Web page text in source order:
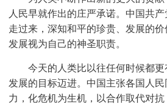
人民早就作出的庄严承诺。中国共
走过来，深知和平的珍贵、发展的
发展视为自己的神圣职责。
今天的人类比以往任何时候都更
发展的目标迈进。中国主张各国人
力，化危机为生机，以合作取代对